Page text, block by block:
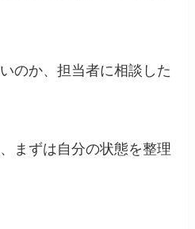
のか、担当者に相談した
まずは自分の状態を整理